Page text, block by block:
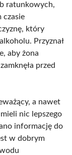
ratunkowych,
czasie
który
Przyznał
aby żona
przed
a nawet
nic lepszego
informację do
w dobrym